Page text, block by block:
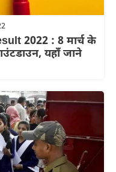
2022 : 8 मार्च के
यहाँ जाने